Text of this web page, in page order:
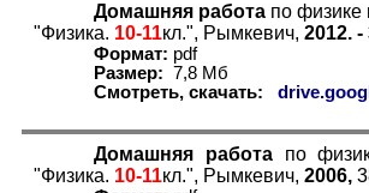
Домашняя работа по физике
"Физика. 10-11кл.", Рымкевич, 2012. -
Формат: pdf
Размер: 7,8 Мб
Смотреть, скачать:
Домашняя работа по
"Физика. 10-11кл.", Рымкевич, 2006,